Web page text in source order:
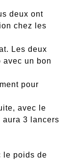
deux ont
chez les
Les deux
un bon
pour
avec le
aura 3 lancers
le poids de